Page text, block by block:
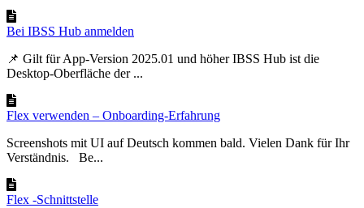
Bei IBSS Hub anmelden
📌 Gilt für App-Version 2025.01 und höher IBSS Hub ist die
Desktop-Oberfläche der ...
Flex verwenden – Onboarding-Erfahrung
Screenshots mit UI auf Deutsch kommen bald. Vielen Dank für Ihr
Verständnis. Be...
Flex -Schnittstelle